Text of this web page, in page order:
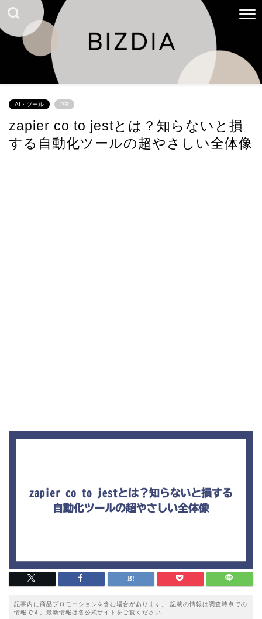
AI・ツール PR
zapier co to jestとは？知らないと損
する自動化ツールの超やさしい全体像
記事内に商品プロモーションを含む場合があります。 記載の情報は調査時点での
情報です。最新情報は各公式サイトをご覧ください